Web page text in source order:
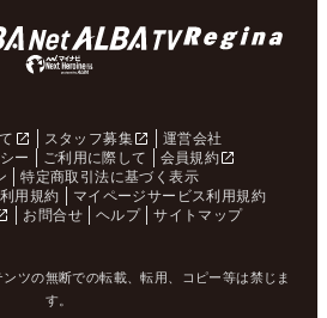
スタッフ募集
運営会社
ー
ご利用に際して
会員規約
特定商取引法に基づく表示
用規約
マイページサービス利用規約
お問合せ ヘルプ サイトマップ
ツの無断での転載、転用、コピー等は禁じま
す。